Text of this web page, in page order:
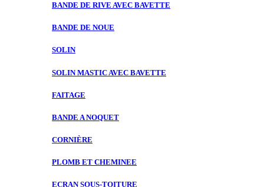
BANDE DE RIVE AVEC BAVETTE
BANDE DE NOUE
SOLIN
SOLIN MASTIC AVEC BAVETTE
FAITAGE
BANDE ANOQUET
CORNIÈRE
PLOMB ET CHEMINEE
ECRAN SOUS-TOITURE